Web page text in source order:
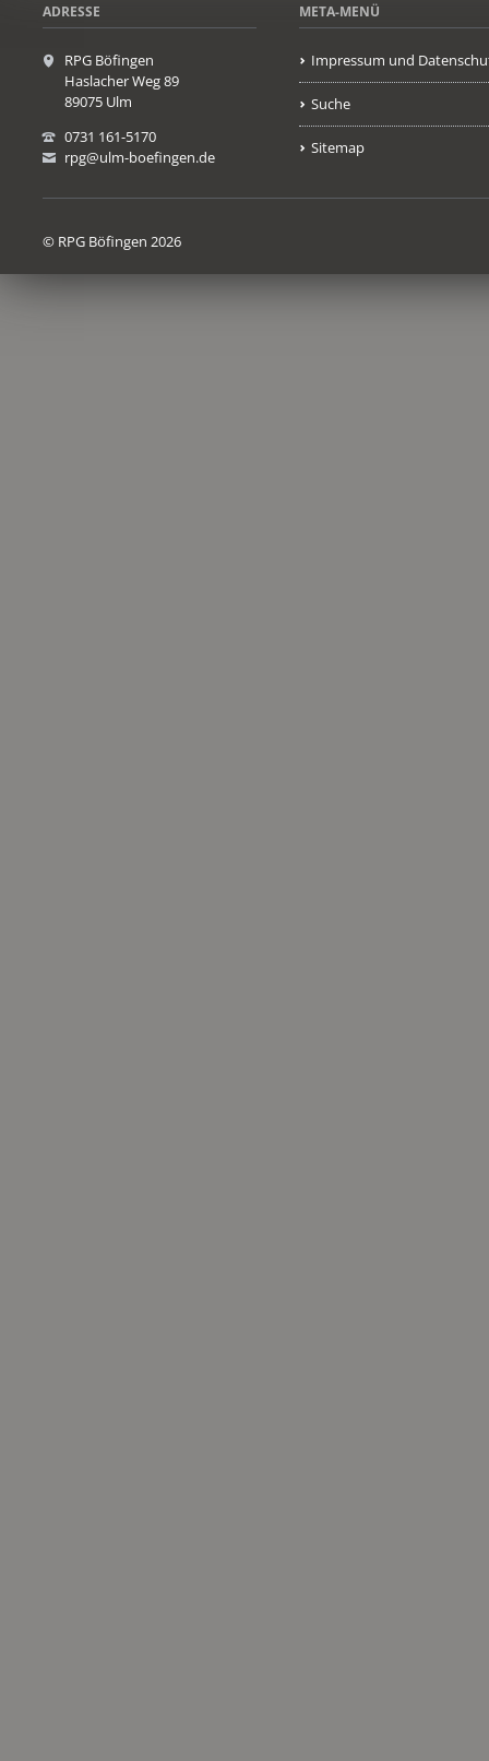
ADRESSE
RPG Böfingen
Haslacher Weg 89
89075 Ulm
0731 161-5170
rpg@ulm-boefingen.de
META-MENÜ
Impressum und
Suche
Sitemap
© RPG Böfingen 2026